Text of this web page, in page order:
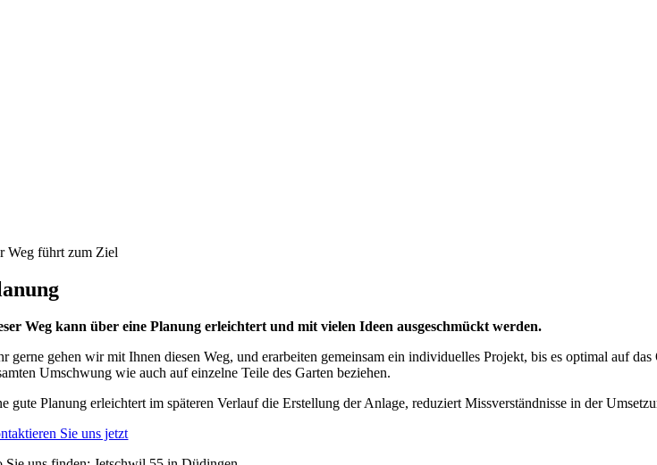
Weg führt zum Ziel
Weg kann über eine Planung erleichtert und mit vielen Ideen ausgeschmückt werden.
gerne gehen wir mit Ihnen diesen Weg, und erarbeiten gemeinsam ein individuelles Projekt, bis es optimal auf
Umschwung wie auch auf einzelne Teile des Garten beziehen.
gute Planung erleichtert im späteren Verlauf die Erstellung der Anlage, reduziert Missverständnisse in der
Sie uns jetzt